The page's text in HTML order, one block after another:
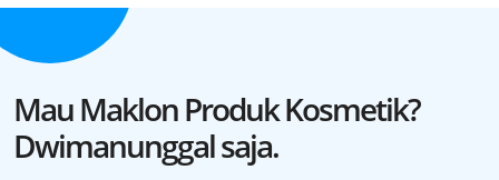
Mau Maklon Produk Kosmetik?
Dwimanunggal saja.